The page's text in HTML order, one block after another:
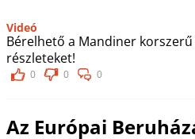
Videó
Bérelhető a Mandiner
részleteket!
0 0 0
Az Európai